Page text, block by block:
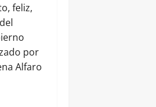
feliz,
por
Alfaro